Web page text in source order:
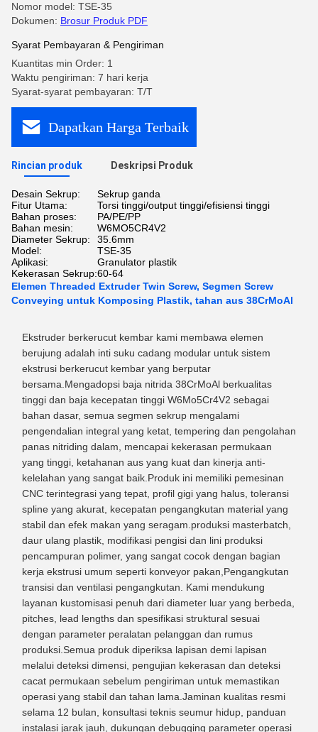
Nomor model: TSE-35
Dokumen: Brosur Produk PDF
Syarat Pembayaran & Pengiriman
Kuantitas min Order: 1
Waktu pengiriman: 7 hari kerja
Syarat-syarat pembayaran: T/T
Dapatkan Harga Terbaik
Rincian produk Deskripsi Produk
Desain Sekrup:
Sekrup ganda
Fitur Utama:
Torsi tinggi/output tinggi/efisiensi tinggi
Bahan proses:
PA/PE/PP
Bahan mesin:
W6MO5CR4V2
Diameter Sekrup:
35.6mm
Model:
TSE-35
Aplikasi:
Granulator plastik
Kekerasan Sekrup:60-64
Elemen Threaded Extruder Twin Screw, Segmen Screw
Conveying untuk Komposing Plastik, tahan aus 38CrMoAl
Ekstruder berkerucut kembar kami membawa elemen
berujung adalah inti suku cadang modular untuk sistem
ekstrusi berkerucut kembar yang berputar
bersama.Mengadopsi baja nitrida 38CrMoAl berkualitas
tinggi dan baja kecepatan tinggi W6Mo5Cr4V2 sebagai
bahan dasar, semua segmen sekrup mengalami
pengendalian integral yang ketat, tempering dan pengolahan
panas nitriding dalam, mencapai kekerasan permukaan
yang tinggi, ketahanan aus yang kuat dan kinerja anti-
kelelahan yang sangat baik.Produk ini memiliki pemesinan
CNC terintegrasi yang tepat, profil gigi yang halus, toleransi
spline yang akurat, kecepatan pengangkutan material yang
stabil dan efek makan yang seragam.produksi masterbatch,
daur ulang plastik, modifikasi pengisi dan lini produksi
pencampuran polimer, yang sangat cocok dengan bagian
kerja ekstrusi umum seperti konveyor pakan,Pengangkutan
transisi dan ventilasi pengangkutan. Kami mendukung
layanan kustomisasi penuh dari diameter luar yang berbeda,
pitches, lead lengths dan spesifikasi struktural sesuai
dengan parameter peralatan pelanggan dan rumus
produksi.Semua produk diperiksa lapisan demi lapisan
melalui deteksi dimensi, pengujian kekerasan dan deteksi
cacat permukaan sebelum pengiriman untuk memastikan
operasi yang stabil dan tahan lama.Jaminan kualitas resmi
selama 12 bulan, konsultasi teknis seumur hidup, panduan
instalasi jarak jauh, dukungan debugging parameter operasi